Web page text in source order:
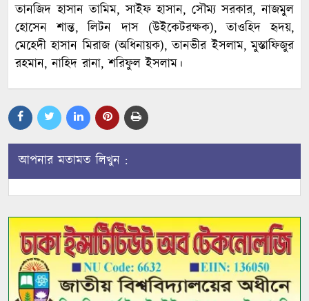
তানজিদ হাসান তামিম, সাইফ হাসান, সৌম্য সরকার, নাজমুল
হোসেন শান্ত, লিটন দাস (উইকেটরক্ষক), তাওহিদ হৃদয়,
মেহেদী হাসান মিরাজ (অধিনায়ক), তানভীর ইসলাম, মুস্তাফিজুর
রহমান, নাহিদ রানা, শরিফুল ইসলাম।
আপনার মতামত লিখুন :